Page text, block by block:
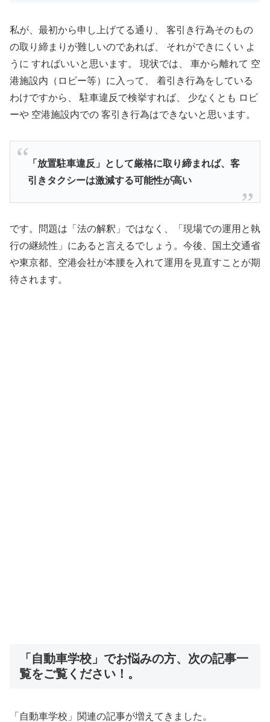
私が、最初から申し上げてる通り、 客引き行為そのもの
の取り締まりが難しいのであれば、 それができにくい よ
うに すればいいと思います。 現状では、 車から離れて 空
港施設内（ロビー等）に入って、 着引き行為をしている
わけですから、 駐車違反で検挙すれば、 少なくとも ロビ
ーや 空港施設内での 客引き行為はできないと思います。
「放置駐車違反」として厳格に取り締まれば、客
引きタクシーは激減する可能性が高い
です。問題は「法の解釈」ではなく、「現場での運用と執
行の継続性」にあると言えるでしょう。今後、国土交通省
や東京都、空港会社が本腰を入れて運用を見直すことが期
待されます。
「自動車学校」でお悩みの方、次の記事一
覧をご覧ください！。
「自動車学校」関連の記事が増えてきました。